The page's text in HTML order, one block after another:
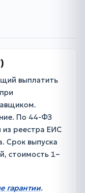
выплатить
По 44-ФЗ
из реестра ЕИС
Срок выпуска
стоимость 1–
гарантии.